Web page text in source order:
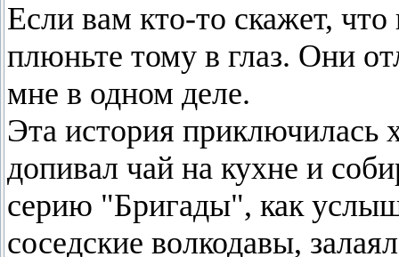
Если вам кто-то скажет,
плюньте тому в глаз. Они
мне в одном деле.
Эта история
допивал чай на кухне и
серию "Бригады", как
соседские волкодавы,